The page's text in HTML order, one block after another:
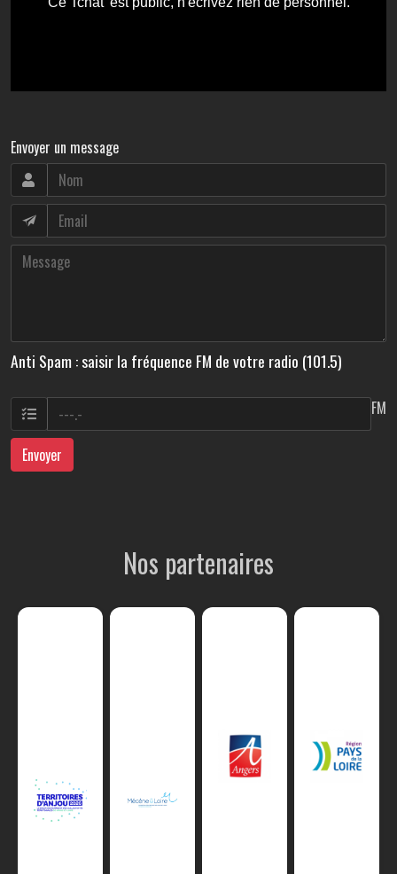
Envoyer un message
Anti Spam : saisir la fréquence FM de votre radio (101.5)
FM
Envoyer
Nos partenaires